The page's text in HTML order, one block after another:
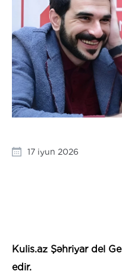
17 iyun 2026
Kulis.az Şəhriyar del
edir.